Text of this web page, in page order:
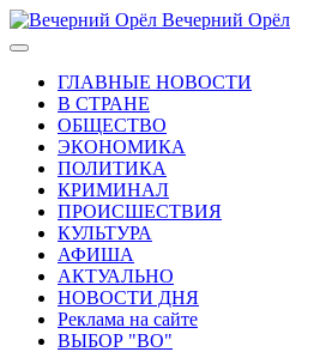
Вечерний Орёл
ГЛАВНЫЕ НОВОСТИ
В СТРАНЕ
ОБЩЕСТВО
ЭКОНОМИКА
ПОЛИТИКА
КРИМИНАЛ
ПРОИСШЕСТВИЯ
КУЛЬТУРА
АФИША
АКТУАЛЬНО
НОВОСТИ ДНЯ
Реклама на сайте
ВЫБОР "ВО"